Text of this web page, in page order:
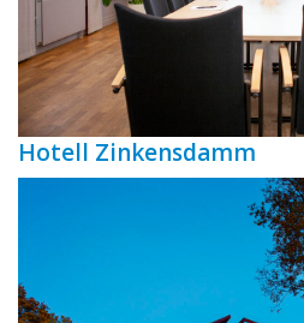
Hotell Zinkensdamm